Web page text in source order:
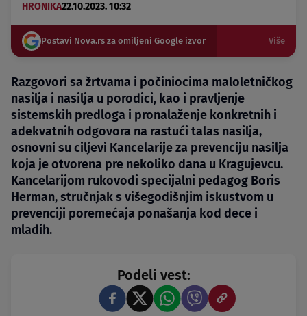
HRONIKA22.10.2023. 10:32
Postavi Nova.rs za omiljeni Google izvor Više
Razgovori sa žrtvama i počiniocima maloletničkog
nasilja i nasilja u porodici, kao i pravljenje
sistemskih predloga i pronalaženje konkretnih i
adekvatnih odgovora na rastući talas nasilja,
osnovni su ciljevi Kancelarije za prevenciju nasilja
koja je otvorena pre nekoliko dana u Kragujevcu.
Kancelarijom rukovodi specijalni pedagog Boris
Herman, stručnjak s višegodišnjim iskustvom u
prevenciji poremećaja ponašanja kod dece i
mladih.
Podeli vest: